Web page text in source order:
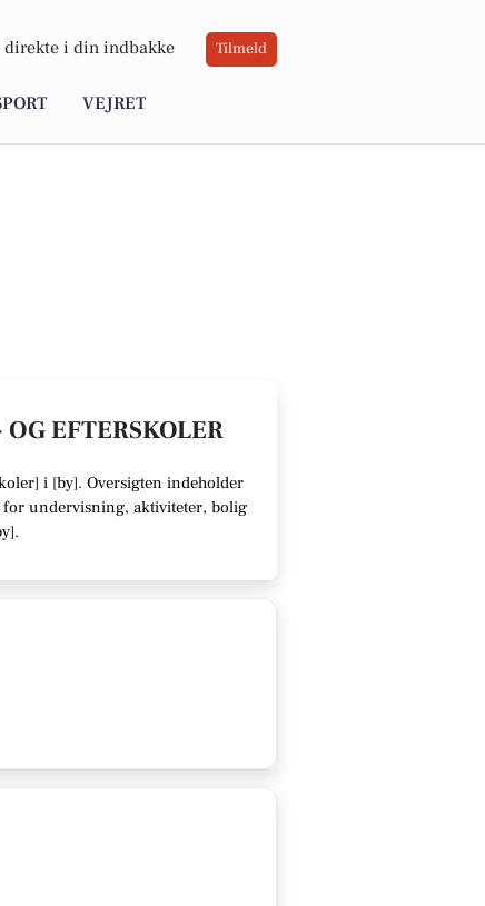
direkte i din indbakke Tilmeld
VEJRET
EFTERSKOLER
i [by]. Oversigten indeholder
undervisning, aktiviteter, bolig
].